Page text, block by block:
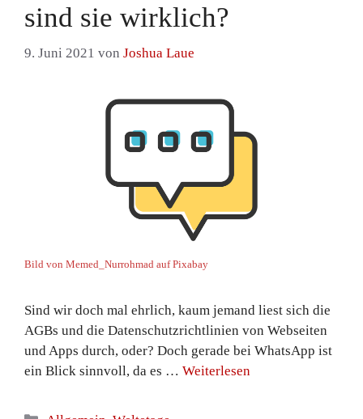
sind sie wirklich?
9. Juni 2021 von Joshua Laue
Bild von Memed_Nurrohmad auf Pixabay
Sind wir doch mal ehrlich, kaum jemand liest sich die
AGBs und die Datenschutzrichtlinien von Webseiten
und Apps durch, oder? Doch gerade bei WhatsApp ist
ein Blick sinnvoll, da es … Weiterlesen